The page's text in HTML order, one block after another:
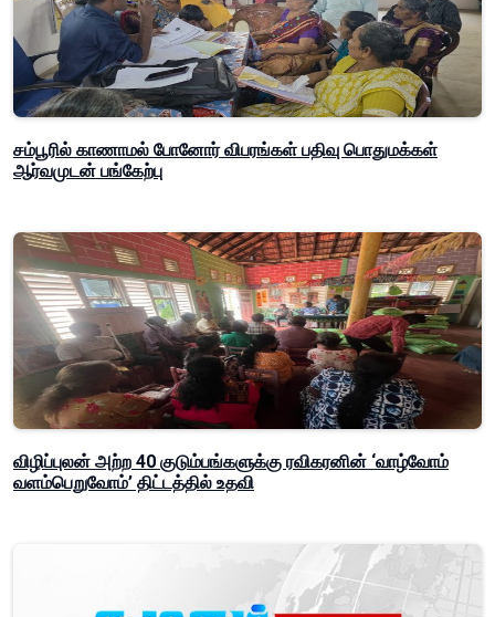
சம்பூரில் காணாமல் போனோர் விபரங்கள் பதிவு பொதுமக்கள்
ஆர்வமுடன் பங்கேற்பு
விழிப்புலன் அற்ற 40 குடும்பங்களுக்கு ரவிகரனின் ‘வாழ்வோம்
வளம்பெறுவோம்’ திட்டத்தில் உதவி